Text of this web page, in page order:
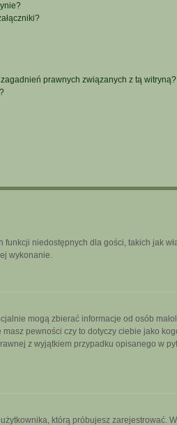
prawnych związanych z tą witryną?
niedostępnych dla gości, takich jak
wykonanie.
mogą zbierać informacje od osób
pewności czy to dotyczy ciebie jako
z wyjątkiem przypadku opisanego w
którą próbujesz zarejestrować.